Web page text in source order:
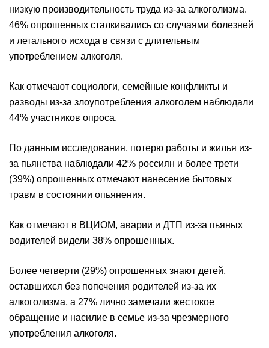
низкую производительность труда из-за алкоголизма.
46% опрошенных сталкивались со случаями болезней
и летального исхода в связи с длительным
употреблением алкоголя.
Как отмечают социологи, семейные конфликты и
разводы из-за злоупотребления алкоголем наблюдали
44% участников опроса.
По данным исследования, потерю работы и жилья из-
за пьянства наблюдали 42% россиян и более трети
(39%) опрошенных отмечают нанесение бытовых
травм в состоянии опьянения.
Как отмечают в ВЦИОМ, аварии и ДТП из-за пьяных
водителей видели 38% опрошенных.
Более четверти (29%) опрошенных знают детей,
оставшихся без попечения родителей из-за их
алкоголизма, а 27% лично замечали жестокое
обращение и насилие в семье из-за чрезмерного
употребления алкоголя.